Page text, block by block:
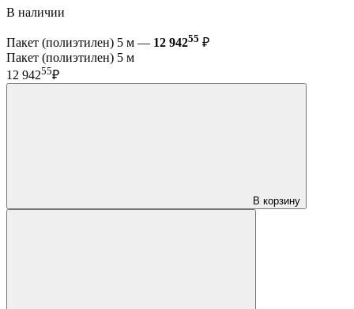
В наличии
Пакет (полиэтилен) 5 м — 12 94255 ₽
Пакет (полиэтилен) 5 м
12 94255₽
В корзину